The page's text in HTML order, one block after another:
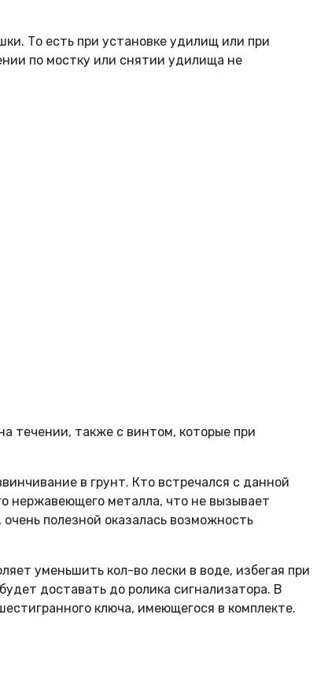
То есть при установке удилищ или при
по мостку или снятии удилища не
течении, также с винтом, которые при
в грунт. Кто встречался с данной
нержавеющего металла, что не вызывает
полезной оказалась возможность
уменьшить кол-во лески в воде, избегая при
доставать до ролика сигнализатора. В
ключа, имеющегося в комплекте.